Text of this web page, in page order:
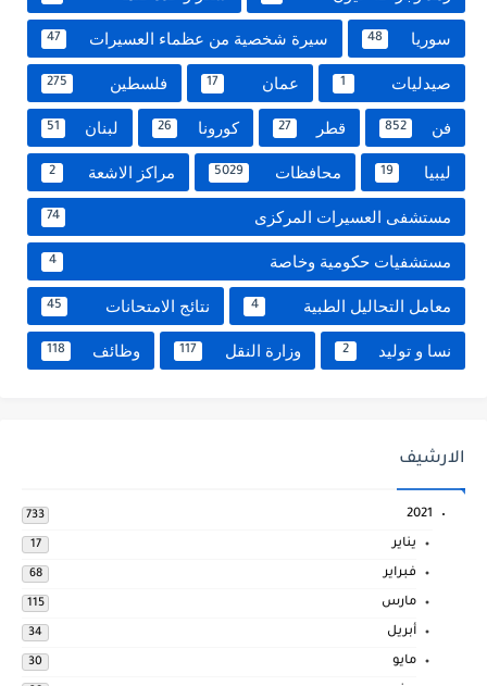
سوريا 48 سيرة شخصية من عظماء العسيرات 47
صيدليات 1 عمان 17 فلسطين 275
فن 852 قطر 27 كورونا 26 لبنان 51
ليبيا 19 محافظات 5029 مراكز الاشعة 2
مستشفى العسيرات المركزى 74
مستشفيات حكومية وخاصة 4
معامل التحاليل الطبية 4 نتائج الامتحانات 45
نسا و توليد 2 وزارة النقل 117 وظائف 118
الارشيف
2021
733
يناير 17
فبراير 68
مارس 115
أبريل 34
مايو 30